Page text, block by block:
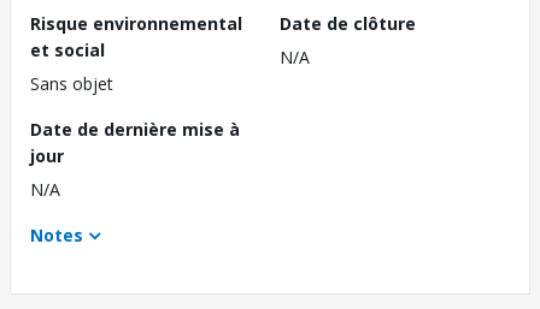
Risque environnemental
et social
Sans objet
Date de clôture
N/A
Date de dernière mise à
jour
N/A
Notes